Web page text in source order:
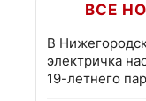
ВСЕ
В
электричка
19-летнего